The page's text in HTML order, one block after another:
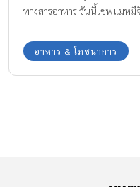
ทางสารอาหาร วันนี้เชฟแม่ห
อย่างไร ตามมาดูกัน
อาหาร & โภชนาการ